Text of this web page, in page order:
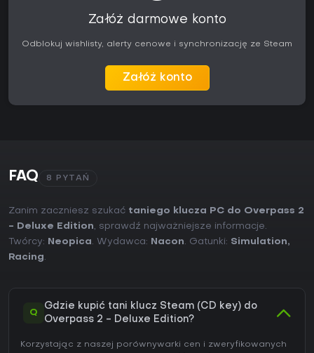
Załóż darmowe konto
Odblokuj wishlisty, alerty cenowe i synchronizację ze Steam
Załóż konto
FAQ 8 PYTAŃ
Zanim zaczniesz szukać taniego klucza PC do Overpass 2
- Deluxe Edition, sprawdź najważniejsze informacje.
Twórcy:
Neopica. Wydawca: Nacon. Gatunki: Simulation,
Racing.
Q
Gdzie kupić tani klucz Steam (CD key) do
Overpass 2 - Deluxe Edition?
Korzystając z naszej porównywarki cen i zweryfikowanych